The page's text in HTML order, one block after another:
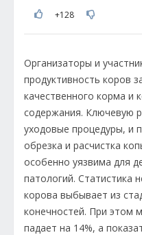
+128
Организаторы и
продуктивность коров
качественного корма и
содержания. Ключевую
уходовые процедуры, и
обрезка и расчистка
особенно уязвима для
патологий. Статистика
корова выбывает из
конечностей. При этом
падает на 14%, а